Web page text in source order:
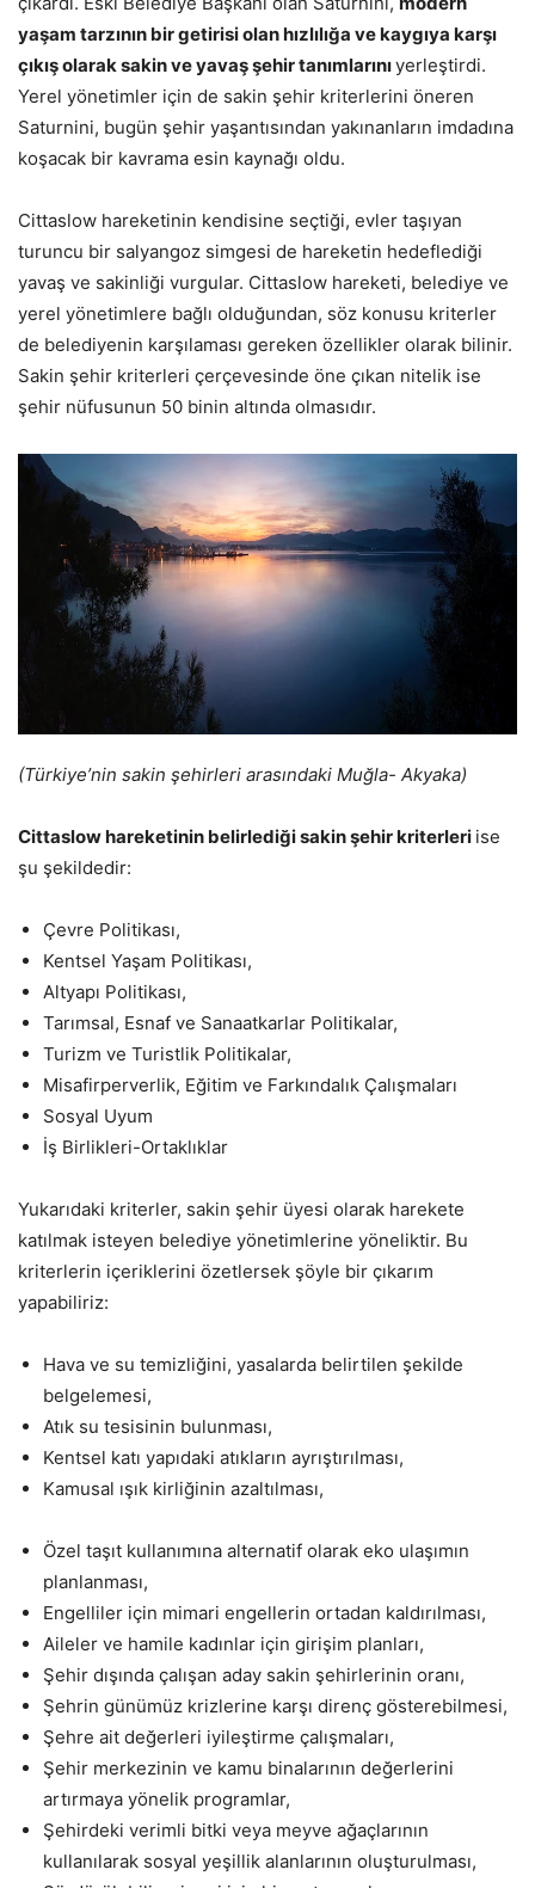
yaşam tarzının bir getirisi olan hızlılığa ve kaygıya karşı
çıkış olarak sakin ve yavaş şehir tanımlarınıyerleştirdi.
Yerel yönetimler için de sakin şehir kriterlerini öneren
Saturnini, bugün şehir yaşantısından yakınanların imdadına
koşacak bir kavrama esin kaynağı oldu.
Cittaslow hareketinin kendisine seçtiği, evler taşıyan
turuncu bir salyangoz simgesi de hareketin hedeflediği
yavaş ve sakinliği vurgular. Cittaslow hareketi, belediye ve
yerel yönetimlere bağlı olduğundan, söz konusu kriterler
de belediyenin karşılaması gereken özellikler olarak bilinir.
Sakin şehir kriterleri çerçevesinde öne çıkan nitelik ise
şehir nüfusunun 50 binin altında olmasıdır.
(Türkiye’nin sakin şehirleri arasındaki Muğla- Akyaka)
Cittaslow hareketinin belirlediği sakin şehir kriterleri ise
şu şekildedir:
Çevre Politikası,
Kentsel Yaşam Politikası,
Altyapı Politikası,
Tarımsal, Esnaf ve Sanaatkarlar Politikalar,
Turizm ve Turistlik Politikalar,
Misafirperverlik, Eğitim ve Farkındalık Çalışmaları
Sosyal Uyum
İş Birlikleri-Ortaklıklar
Yukarıdaki kriterler, sakin şehir üyesi olarak harekete
katılmak isteyen belediye yönetimlerine yöneliktir. Bu
kriterlerin içeriklerini özetlersek şöyle bir çıkarım
yapabiliriz:
Hava ve su temizliğini, yasalarda belirtilen şekilde
belgelemesi,
Atık su tesisinin bulunması,
Kentsel katı yapıdaki atıkların ayrıştırılması,
Kamusal ışık kirliğinin azaltılması,
Özel taşıt kullanımına alternatif olarak eko ulaşımın
planlanması,
Engelliler için mimari engellerin ortadan kaldırılması,
Aileler ve hamile kadınlar için girişim planları,
Şehir dışında çalışan aday sakin şehirlerinin oranı,
Şehrin günümüz krizlerine karşı direnç gösterebilmesi,
Şehre ait değerleri iyileştirme çalışmaları,
Şehir merkezinin ve kamu binalarının değerlerini
artırmaya yönelik programlar,
Şehirdeki verimli bitki veya meyve ağaçlarının
kullanılarak sosyal yeşillik alanlarının oluşturulması,